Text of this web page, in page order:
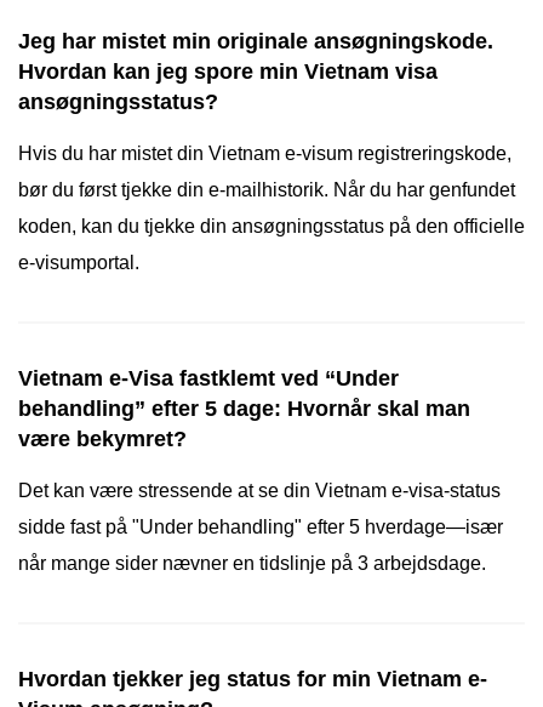
Jeg har mistet min originale ansøgningskode.
Hvordan kan jeg spore min Vietnam visa
ansøgningsstatus?
Hvis du har mistet din Vietnam e-visum registreringskode,
bør du først tjekke din e-mailhistorik. Når du har genfundet
koden, kan du tjekke din ansøgningsstatus på den officielle
e-visumportal.
Vietnam e-Visa fastklemt ved “Under
behandling” efter 5 dage: Hvornår skal man
være bekymret?
Det kan være stressende at se din Vietnam e-visa-status
sidde fast på "Under behandling" efter 5 hverdage—især
når mange sider nævner en tidslinje på 3 arbejdsdage.
Hvordan tjekker jeg status for min Vietnam e-